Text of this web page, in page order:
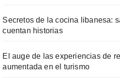
Secretos de la cocina libanesa:
cuentan historias
El auge de las experiencias de
aumentada en el turismo